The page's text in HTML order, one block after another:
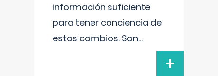
información suficiente
para tener conciencia de
estos cambios. Son...
+